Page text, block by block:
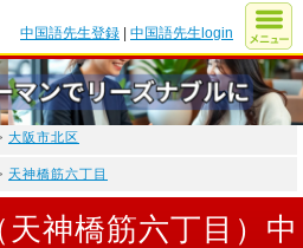
中国語先生登録 |中国語先生login
大阪市北区
天神橋筋六丁目
神橋筋六丁目）中